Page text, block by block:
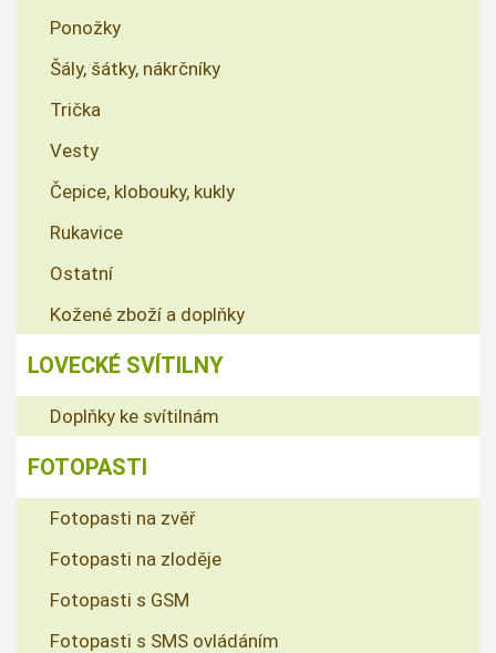
Ponožky
Šály, šátky, nákrčníky
Trička
Vesty
Čepice, klobouky, kukly
Rukavice
Ostatní
Kožené zboží a doplňky
LOVECKÉ SVÍTILNY
Doplňky ke svítilnám
FOTOPASTI
Fotopasti na zvěř
Fotopasti na zloděje
Fotopasti s GSM
Fotopasti s SMS ovládáním